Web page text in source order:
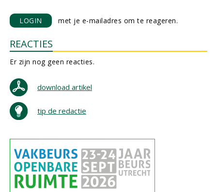
LOGIN met je e-mailadres om te reageren.
REACTIES
Er zijn nog geen reacties.
download artikel
tip de redactie